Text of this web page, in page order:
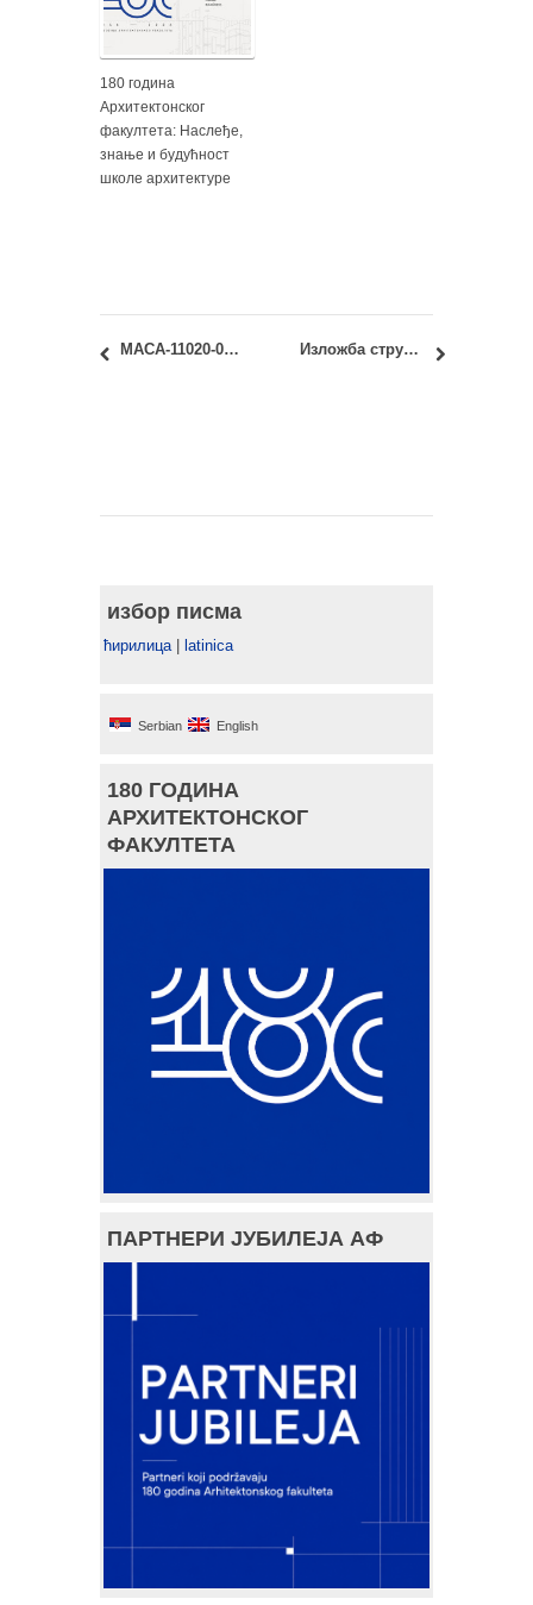
180 година
Архитектонског
факултета: Наслеђе,
знање и будућност
школе архитектуре
МАСА-11020-06: Пројектовање и грађење у складу са климом: Предавање померено на 13.10.2017. Изложба стручно-уметничких остварења: др Гроздана Шишовић, дипл.инж.арх.
избор писма
ћирилица| latinica
Serbian English
180 ГОДИНА
АРХИТЕКТОНСКОГ
ФАКУЛТЕТА
ПАРТНЕРИ ЈУБИЛЕЈА АФ